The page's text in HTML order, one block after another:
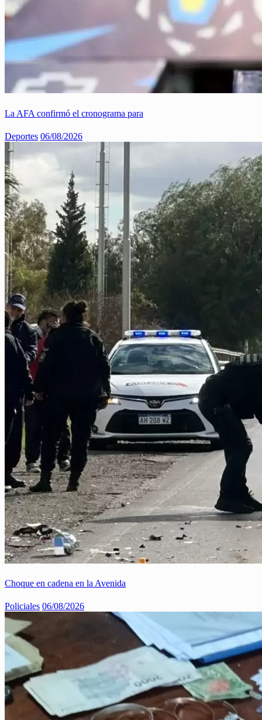
La AFA confirmó el cronograma para
Deportes 06/08/2026
Choque en cadena en la Avenida
Policiales 06/08/2026